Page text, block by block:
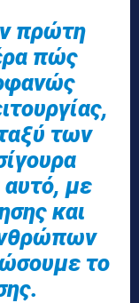
πρώτη
πώς
των
αυτό, με
και
το